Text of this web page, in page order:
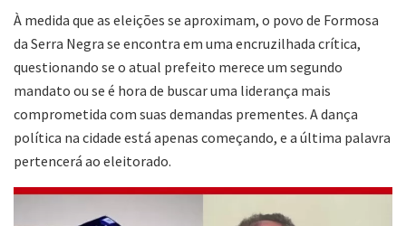
À medida que as eleições se aproximam, o povo de Formosa
da Serra Negra se encontra em uma encruzilhada crítica,
questionando se o atual prefeito merece um segundo
mandato ou se é hora de buscar uma liderança mais
comprometida com suas demandas prementes. A dança
política na cidade está apenas começando, e a última palavra
pertencerá ao eleitorado.